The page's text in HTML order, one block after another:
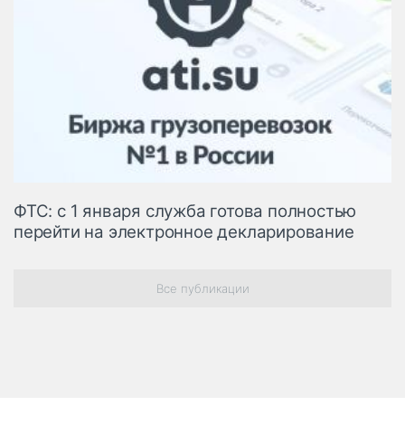
ФТС: с 1 января служба готова полностью
перейти на электронное декларирование
Все публикации